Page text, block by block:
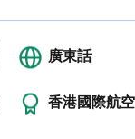
廣東話
香港國際航